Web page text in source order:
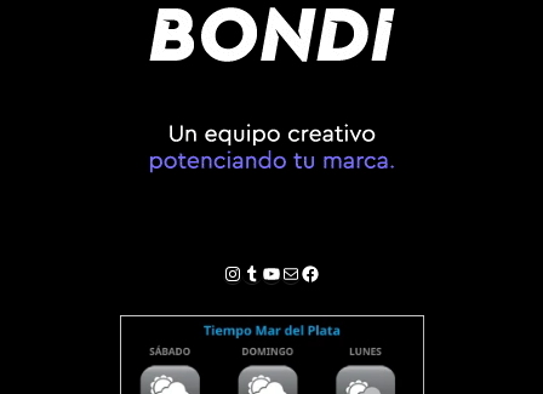
Instagram
Tumblr
YouTube
Correo electrónico
Facebook